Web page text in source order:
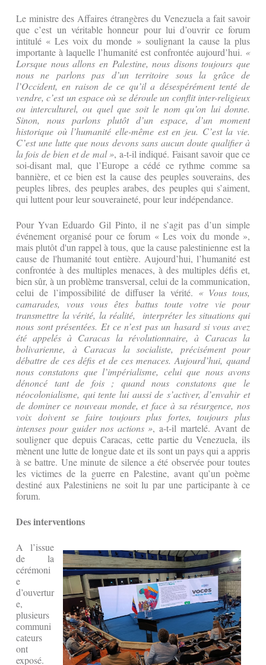
Le ministre des Affaires étrangères du Venezuela a fait savoir
que c’est un véritable honneur pour lui d’ouvrir ce forum
intitulé « Les voix du monde » soulignant la cause la plus
importante à laquelle l’humanité est confrontée aujourd’hui. «
Lorsque nous allons en Palestine, nous disons toujours que
nous ne parlons pas d’un territoire sous la grâce de
l’Occident, en raison de ce qu’il a désespérément tenté de
vendre, c’est un espace où se déroule un conflit inter-religieux
ou interculturel, ou quel que soit le nom qu’on lui donne.
Sinon, nous parlons plutôt d’un espace, d’un moment
historique où l’humanité elle-même est en jeu. C’est la vie.
C’est une lutte que nous devons sans aucun doute qualifier à
la fois de bien et de mal », a-t-il indiqué. Faisant savoir que ce
soi-disant mal, que l’Europe a cédé ce rythme comme sa
bannière, et ce bien est la cause des peuples souverains, des
peuples libres, des peuples arabes, des peuples qui s’aiment,
qui luttent pour leur souveraineté, pour leur indépendance.
Pour Yvan Eduardo Gil Pinto, il ne s’agit pas d’un simple
événement organisé pour ce forum « Les voix du monde »,
mais plutôt d'un rappel à tous, que la cause palestinienne est la
cause de l'humanité tout entière. Aujourd’hui, l’humanité est
confrontée à des multiples menaces, à des multiples défis et,
bien sûr, à un problème transversal, celui de la communication,
celui de l’impossibilité de diffuser la vérité. « Vous tous,
camarades, vous vous êtes battus toute votre vie pour
transmettre la vérité, la réalité, interpréter les situations qui
nous sont présentées. Et ce n’est pas un hasard si vous avez
été appelés à Caracas la révolutionnaire, à Caracas la
bolivarienne, à Caracas la socialiste, précisément pour
débattre de ces défis et de ces menaces. Aujourd’hui, quand
nous constatons que l’impérialisme, celui que nous avons
dénoncé tant de fois ; quand nous constatons que le
néocolonialisme, qui tente lui aussi de s’activer, d’envahir et
de dominer ce nouveau monde, et face à sa résurgence, nos
voix doivent se faire toujours plus fortes, toujours plus
intenses pour guider nos actions », a-t-il martelé. Avant de
souligner que depuis Caracas, cette partie du Venezuela, ils
mènent une lutte de longue date et ils sont un pays qui a appris
à se battre. Une minute de silence a été observée pour toutes
les victimes de la guerre en Palestine, avant qu’un poème
destiné aux Palestiniens ne soit lu par une participante à ce
forum.
Des interventions
A l’issue
de la
cérémoni
e
d’ouvertur
e,
plusieurs
communi
cateurs
ont
exposé.